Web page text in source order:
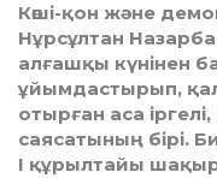
Көші-қон және
Нұрсұлтан
алғашқы күнінен
ұйымдастырып,
отырған аса
саясатының бірі.
І құрылтайы